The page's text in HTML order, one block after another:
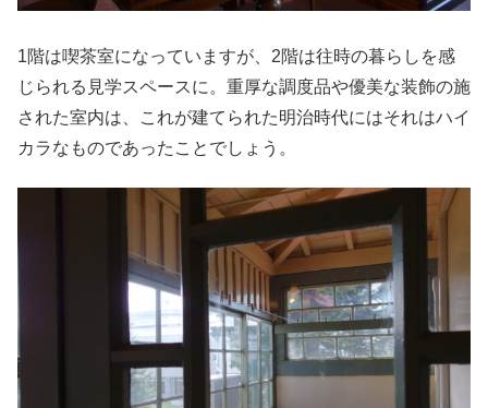
1階は喫茶室になっていますが、2階は往時の暮らしを感
じられる見学スペースに。重厚な調度品や優美な装飾の施
された室内は、これが建てられた明治時代にはそれはハイ
カラなものであったことでしょう。